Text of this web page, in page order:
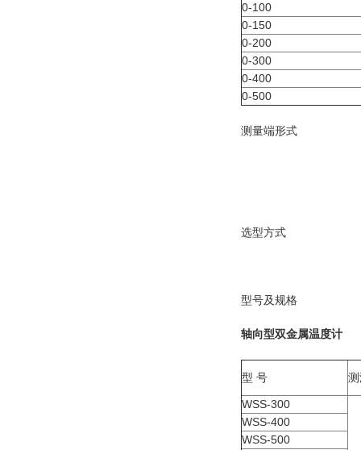
0-100
0-150
0-200
0-300
0-400
0-500
测量端形式
选型方式
型号及规格
轴向型双金属温度计
型 号
WSS-300
WSS-400
WSS-500